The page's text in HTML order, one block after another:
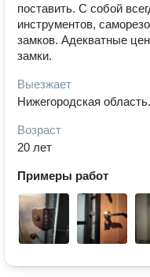
поставить. С собой
инструментов,
замков. Адекватные
замки.
Выезжает
Нижегородская область.
Возраст
20 лет
Примеры работ